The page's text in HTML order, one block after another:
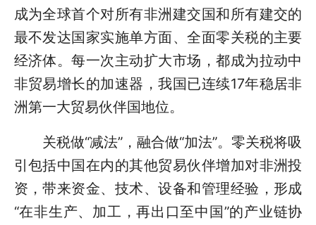
成为全球首个对所有非洲建交国和所有建交的
最不发达国家实施单方面、全面零关税的主要
经济体。每一次主动扩大市场，都成为拉动中
非贸易增长的加速器，我国已连续17年稳居非
洲第一大贸易伙伴国地位。
关税做“减法”，融合做“加法”。零关税将吸
引包括中国在内的其他贸易伙伴增加对非洲投
资，带来资金、技术、设备和管理经验，形成
“在非生产、加工，再出口至中国”的产业链协